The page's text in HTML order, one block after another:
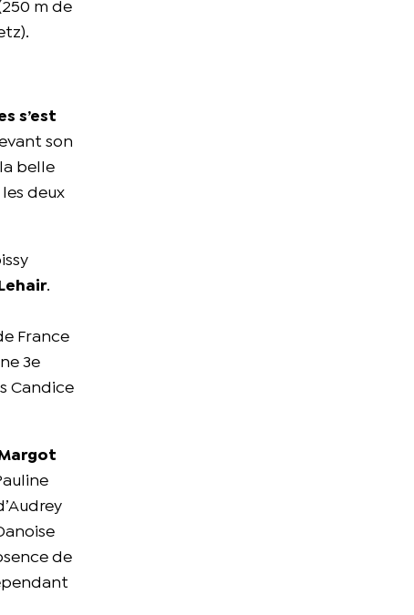
m de
s’est
son
belle
deux
.
France
3e
Candice
de